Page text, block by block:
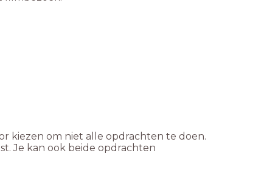
kiezen om niet alle opdrachten te doen.
Je kan ook beide opdrachten